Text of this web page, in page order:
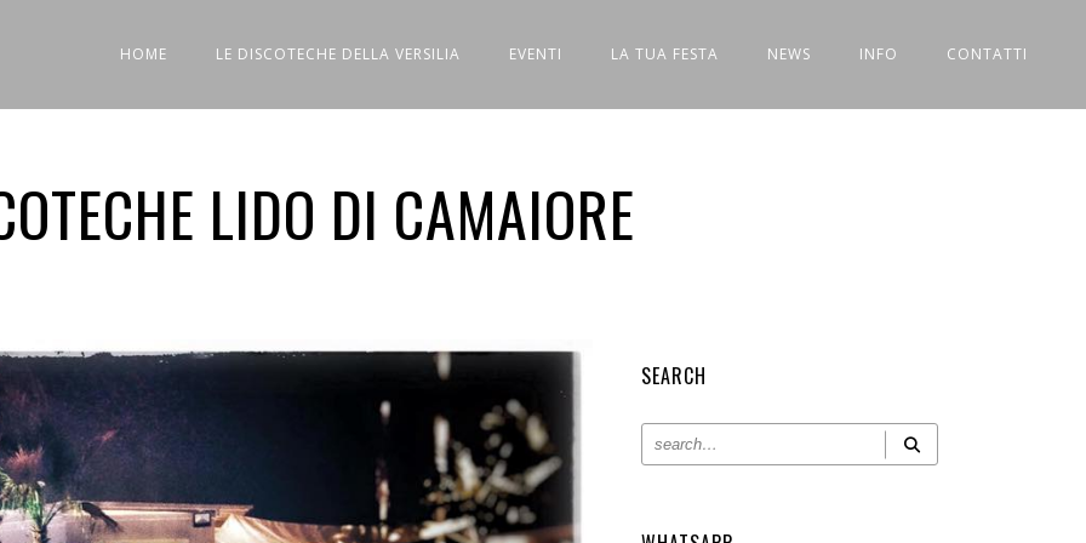
HOME LE DISCOTECHE DELLA VERSILIA EVENTI LA TUA FESTA NEWS INFO CONTATTI
LIDO DI CAMAIORE
SEARCH